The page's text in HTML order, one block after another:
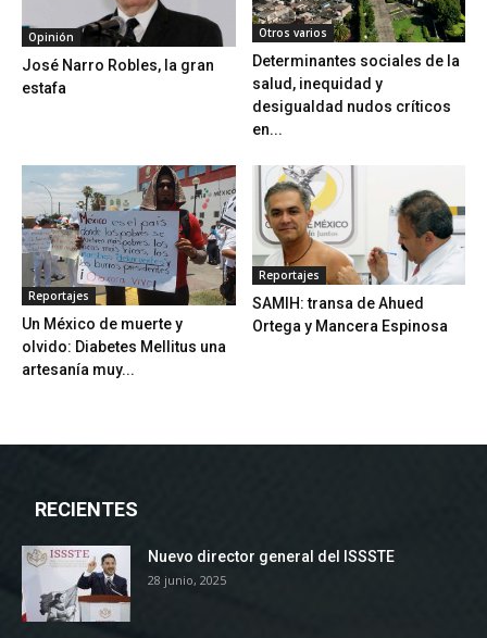
Opinión
José Narro Robles, la gran
estafa
Otros varios
Determinantes sociales de la
salud, inequidad y
desigualdad nudos críticos
en...
Reportajes
Un México de muerte y
olvido: Diabetes Mellitus una
artesanía muy...
Reportajes
SAMIH: transa de Ahued
Ortega y Mancera Espinosa
RECIENTES
Nuevo director general del ISSSTE
28 junio, 2025